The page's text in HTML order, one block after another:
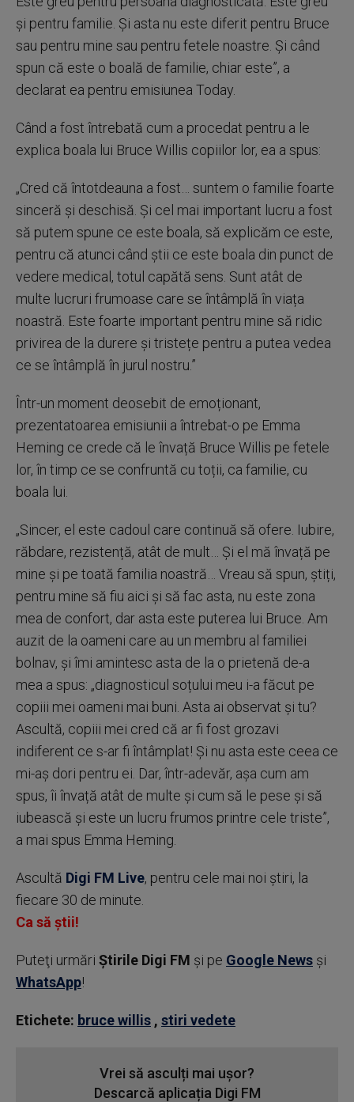
și pentru familie. Și asta nu este diferit pentru Bruce
sau pentru mine sau pentru fetele noastre. Și când
spun că este o boală de familie, chiar este”, a
declarat ea pentru emisiunea Today.
Când a fost întrebată cum a procedat pentru a le
explica boala lui Bruce Willis copiilor lor, ea a spus:
„Cred că întotdeauna a fost… suntem o familie foarte
sinceră și deschisă. Și cel mai important lucru a fost
să putem spune ce este boala, să explicăm ce este,
pentru că atunci când știi ce este boala din punct de
vedere medical, totul capătă sens. Sunt atât de
multe lucruri frumoase care se întâmplă în viața
noastră. Este foarte important pentru mine să ridic
privirea de la durere și tristețe pentru a putea vedea
ce se întâmplă în jurul nostru.”
Într-un moment deosebit de emoționant,
prezentatoarea emisiunii a întrebat-o pe Emma
Heming ce crede că le învață Bruce Willis pe fetele
lor, în timp ce se confruntă cu toții, ca familie, cu
boala lui.
„Sincer, el este cadoul care continuă să ofere. Iubire,
răbdare, rezistență, atât de mult… Și el mă învață pe
mine și pe toată familia noastră… Vreau să spun, știți,
pentru mine să fiu aici și să fac asta, nu este zona
mea de confort, dar asta este puterea lui Bruce. Am
auzit de la oameni care au un membru al familiei
bolnav, și îmi amintesc asta de la o prietenă de-a
mea a spus: „diagnosticul soțului meu i-a făcut pe
copiii mei oameni mai buni. Asta ai observat și tu?
Ascultă, copiii mei cred că ar fi fost grozavi
indiferent ce s-ar fi întâmplat! Și nu asta este ceea ce
mi-aș dori pentru ei. Dar, într-adevăr, așa cum am
spus, îi învață atât de multe și cum să le pese și să
iubească și este un lucru frumos printre cele triste”,
a mai spus Emma Heming.
Ascultă Digi FM Live, pentru cele mai noi știri, la
fiecare 30 de minute.
Ca să știi!
Puteţi urmări Știrile Digi FM şi pe Google News şi
WhatsApp!
Etichete: bruce willis , stiri vedete
Vrei să asculți mai ușor?
Descarcă aplicația Digi FM